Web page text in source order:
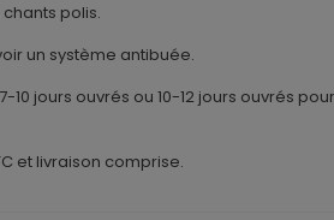
polis.
un système antibuée.
10 jours ouvrés ou 10-12 jours ouvrés
et livraison comprise.